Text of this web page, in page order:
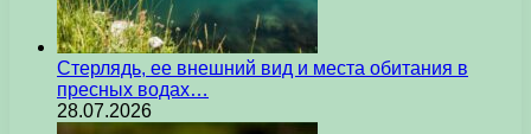
Стерлядь, ее внешний вид и места обитания в
пресных водах…
28.07.2026